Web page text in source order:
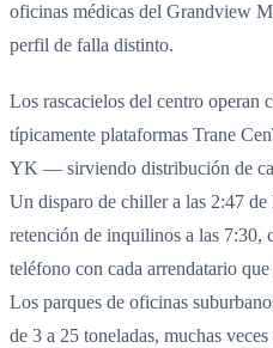
oficinas médicas del Grandview
perfil de falla distinto.
Los rascacielos del centro
típicamente plataformas Trane
YK — sirviendo distribución de
Un disparo de chiller a las 2:47 de
retención de inquilinos a las 7:30,
teléfono con cada arrendatario
Los parques de oficinas
de 3 a 25 toneladas, muchas